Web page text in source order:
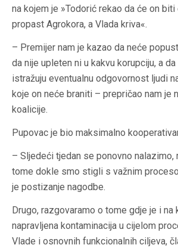
na kojem je »Todorić rekao da će on
propast Agrokora, a Vlada kriva«.
– Premijer nam je kazao da neće
da nije upleten ni u kakvu korupciju, a
istražuju eventualnu odgovornost ljudi
koje on neće braniti – prepričao nam je
koalicije.
Pupovac je bio maksimalno
– Sljedeći tjedan se ponovno nalazimo,
tome dokle smo stigli s važnim
je postizanje nagodbe.
Drugo, razgovaramo o tome gdje je i
napravljena kontaminacija u cijelom
Vlade i osnovnih funkcionalnih ciljeva,